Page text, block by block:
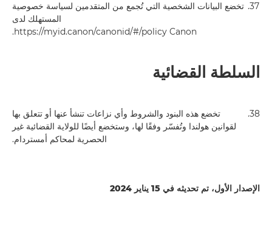
37. تخضع البيانات الشخصية التي تُجمع من المتقدمين لسياسة خصوصية
المستهلك لدى
Canon‏ https://myid.canon/canonid/#/policy.
السلطة القضائية
38.
تخضع هذه البنود والشروط وأي نزاعات تنشأ عنها أو تتعلق بها
لقوانين هولندا وتُفسّر وفقًا لها، وستخضع أيضًا للولاية القضائية غير
الحصرية لمحاكم أمستردام.
الإصدار الأول، تم تحديثه في 15 يناير 2024